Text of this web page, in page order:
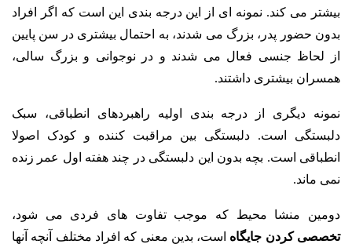
بیشتر می کند. نمونه ای از این درجه بندی این است که اگر افراد
بدون حضور پدر، بزرگ می شدند، به احتمال بیشتری در سن پایین
از لحاظ جنسی فعال می شدند و در نوجوانی و بزرگ سالی،
همسران بیشتری داشتند.
نمونه دیگری از درجه بندی اولیه راهبردهای انطباقی، سبک
دلبستگی است. دلبستگی بین مراقبت کننده و کودک اصولا
انطباقی است. بچه بدون این دلبستگی در چند هفته اول عمر زنده
نمی ماند.
دومین منشا محیط که موجب تفاوت های فردی می شود،
تخصصی کردن جایگاه است، بدین معنی که افراد مختلف آنچه آنها